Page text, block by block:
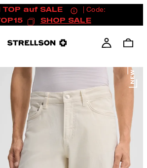
TOP auf SALE
| Code:
SHOP SALE